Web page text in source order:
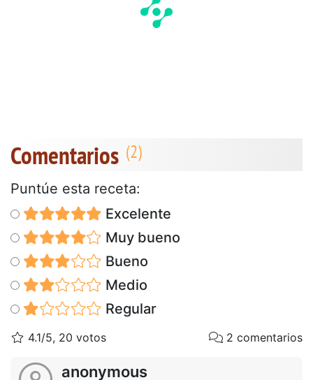
Comentarios
Puntúe esta receta:
Excelente
Muy bueno
Bueno
Medio
Regular
4.1/5, 20 votos 2 comentarios
anonymous